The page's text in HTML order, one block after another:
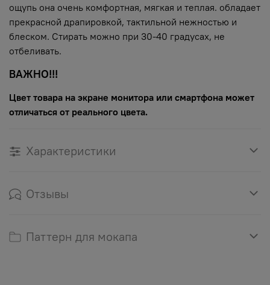
ощупь она очень комфортная, мягкая и теплая. обладает
прекрасной драпировкой, тактильной нежностью и
блеском. Стирать можно при 30-40 градусах, не
отбеливать.
ВАЖНО!!!
Цвет товара на экране монитора или смартфона может
отличаться от реального цвета.
Характеристики
Отзывы
Паттерн для мокапа